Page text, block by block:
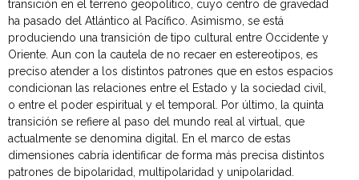
transición en el terreno geopolítico, cuyo centro de gravedad
ha pasado del Atlántico al Pacífico. Asimismo, se está
produciendo una transición de tipo cultural entre Occidente y
Oriente. Aun con la cautela de no recaer en estereotipos, es
preciso atender a los distintos patrones que en estos espacios
condicionan las relaciones entre el Estado y la sociedad civil,
o entre el poder espiritual y el temporal. Por último, la quinta
transición se refiere al paso del mundo real al virtual, que
actualmente se denomina digital. En el marco de estas
dimensiones cabría identificar de forma más precisa distintos
patrones de bipolaridad, multipolaridad y unipolaridad.